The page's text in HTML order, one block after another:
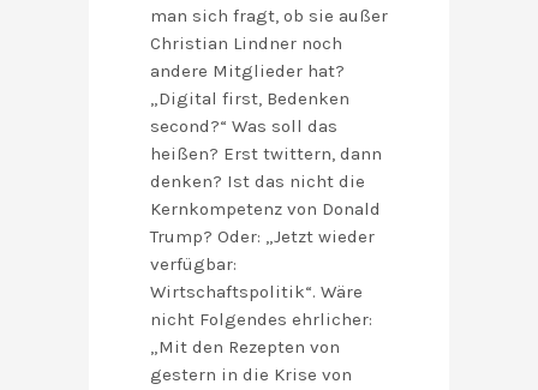
man sich fragt, ob sie außer
Christian Lindner noch
andere Mitglieder hat?
„Digital first, Bedenken
second?“ Was soll das
heißen? Erst twittern, dann
denken? Ist das nicht die
Kernkompetenz von Donald
Trump? Oder: „Jetzt wieder
verfügbar:
Wirtschaftspolitik“. Wäre
nicht Folgendes ehrlicher:
„Mit den Rezepten von
gestern in die Krise von